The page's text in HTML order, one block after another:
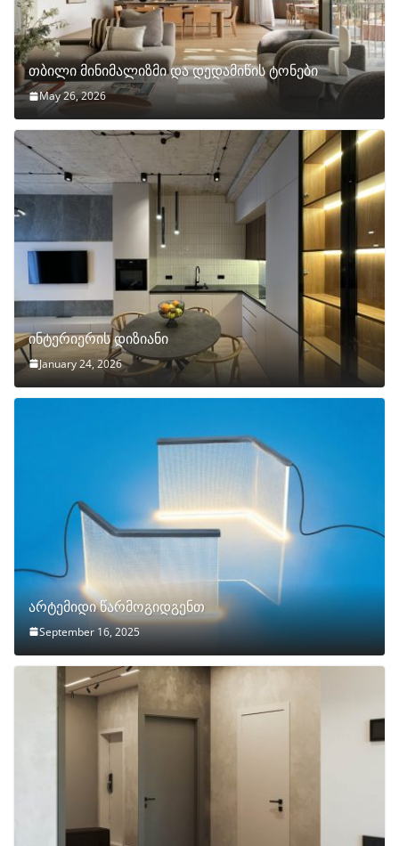
თბილი მინიმალიზმი და დედამიწის ტონები
May 26, 2026
ინტერიერის დიზიანი
January 24, 2026
არტემიდი წარმოგიდგენთ
September 16, 2025